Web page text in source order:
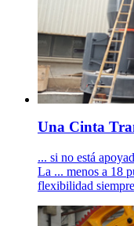
Una Cinta
... si no está
La ... menos a 18
flexibilidad